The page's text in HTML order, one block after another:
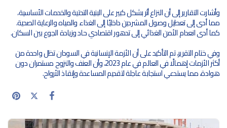
وأشارت التقارير إلى أن النزاع أثر بشكل كبير على البنية التحتية والخدمات الأساسية،
مما أدى إلى تعطيل وصول المشردين داخليًا إلى الغذاء والمياه والرعاية الصحية.
كما أدى انعدام الأمن الغذائي إلى تدهور اقتصادي حاد وزيادة الجوع بين السكان.
وفي ختام التقرير، تم التأكيد على أن الأزمة الإنسانية في السودان تظل واحدة من
أكثر الأزمات إهمالًا في العالم في عام 2023، وأن العنف والنزوح مستمران دون
هوادة، مما يستدعي استجابة عاجلة لتقديم المساعدة وإنقاذ الأرواح.